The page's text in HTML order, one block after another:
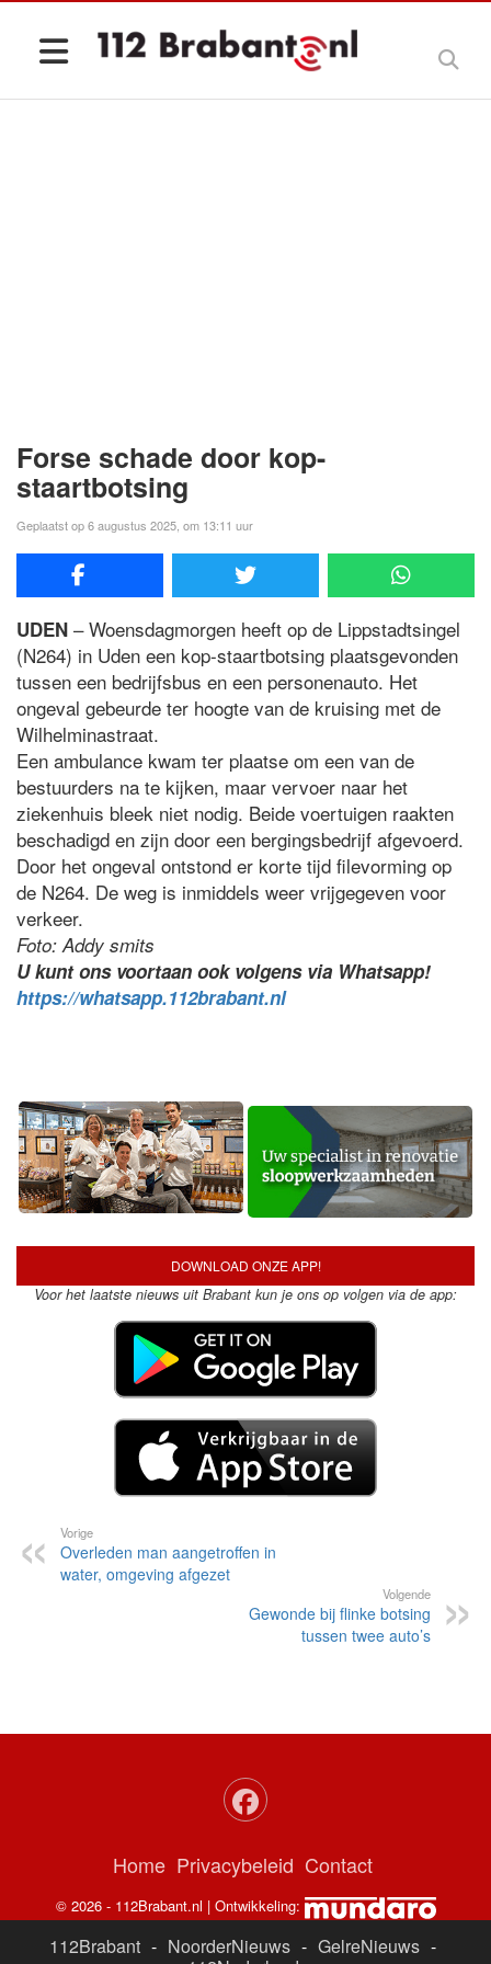
Forse schade door kop-
staartbotsing
Geplaatst op 6 augustus 2025, om 13:11 uur
UDEN – Woensdagmorgen heeft op de Lippstadtsingel
(N264) in Uden een kop-staartbotsing plaatsgevonden
tussen een bedrijfsbus en een personenauto. Het
ongeval gebeurde ter hoogte van de kruising met de
Wilhelminastraat.
Een ambulance kwam ter plaatse om een van de
bestuurders na te kijken, maar vervoer naar het
ziekenhuis bleek niet nodig. Beide voertuigen raakten
beschadigd en zijn door een bergingsbedrijf afgevoerd.
Door het ongeval ontstond er korte tijd filevorming op
de N264. De weg is inmiddels weer vrijgegeven voor
verkeer.
Foto: Addy smits
U kunt ons voortaan ook volgens via Whatsapp!
https://whatsapp.112brabant.nl
DOWNLOAD ONZE APP!
Voor het laatste nieuws uit Brabant kun je ons op volgen via de app:
Vorige
Overleden man aangetroffen in
water, omgeving afgezet
Volgende
Gewonde bij flinke botsing
tussen twee auto’s
Home Privacybeleid Contact
© 2026 - 112Brabant.nl | Ontwikkeling:
112Brabant - NoorderNieuws - GelreNieuws -